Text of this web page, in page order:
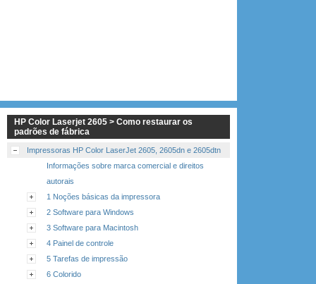
HP Color Laserjet 2605 > Como restaurar os
padrões de fábrica
Impressoras HP Color LaserJet 2605, 2605dn e 2605dtn
Informações sobre marca comercial e direitos
autorais
1 Noções básicas da impressora
2 Software para Windows
3 Software para Macintosh
4 Painel de controle
5 Tarefas de impressão
6 Colorido